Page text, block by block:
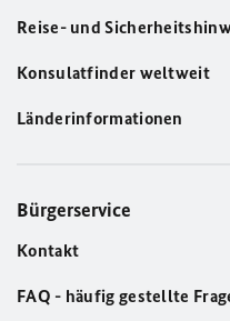
Reise- und
Konsulatfinder weltweit
Länderinformationen
Bürgerservice
Kontakt
FAQ - häufig gestellte